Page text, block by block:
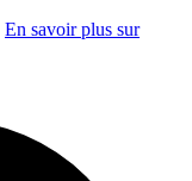
En savoir plus sur